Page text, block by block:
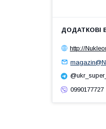
http://
0990177727